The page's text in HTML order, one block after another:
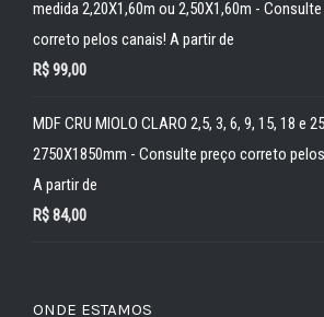
medida 2,20X1,60m ou 2,50X1,60m -
correto pelos canais! A partir de
R$99,00
MDF CRU MIOLO CLARO 2,5, 3, 6, 9, 15, 18 e
2750X1850mm - Consulte preço correto
A partir de
R$84,00
ONDE ESTAMOS